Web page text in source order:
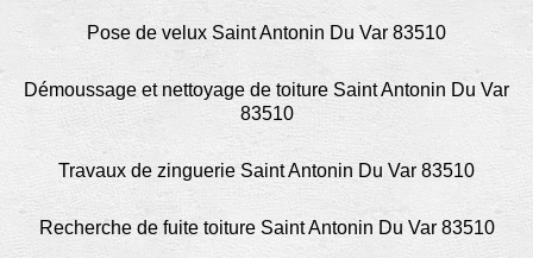
Pose de velux Saint Antonin Du Var 83510
Démoussage et nettoyage de toiture Saint Antonin Du Var
83510
Travaux de zinguerie Saint Antonin Du Var 83510
Recherche de fuite toiture Saint Antonin Du Var 83510